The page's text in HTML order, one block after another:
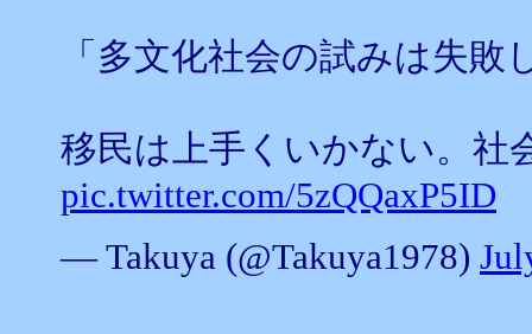
「多文化社会の試みは失
移民は上手くいかない。社
pic.twitter.com/5zQQaxP5ID
— Takuya (@Takuya1978)